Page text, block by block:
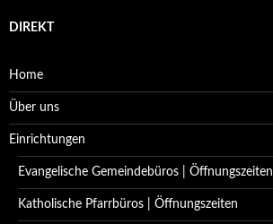
DIREKT
Home
Über uns
Einrichtungen
Evangelische Gemeindebüros | Öffnungszeiten
Katholische Pfarrbüros | Öffnungszeiten